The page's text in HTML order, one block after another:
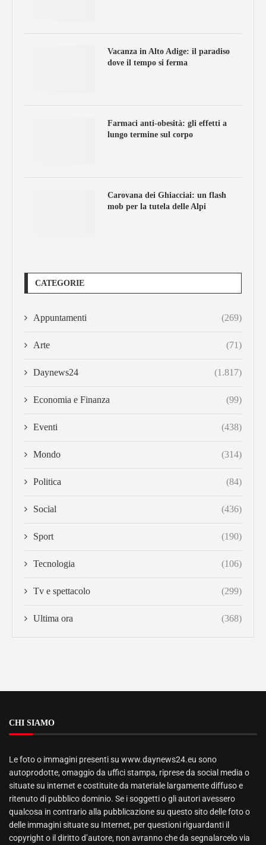
Vacanza in Alto Adige: il paradiso
dove il tempo si ferma
Farmaci anti-obesità: gli effetti a
lungo termine sul corpo
Carovana dei Ghiacciai: un flash
mob per la tutela delle Alpi
CATEGORIE
Appuntamenti (269)
Arte (71)
Daynews24 (1.817)
Economia e Finanza (99)
Eventi (438)
Mondo (314)
Politica (84)
Social (436)
Sport (190)
Tecnologia (106)
Tv e spettacolo (299)
Ultima ora (368)
CHI SIAMO
Le foto o immagini presenti su www.daynews24.eu sono
autoprodotte, omaggio da uffici stampa, riprese da social media o
situate su internet e costituite da materiale largamente diffuso e
ritenuto di pubblico dominio. Se i soggetti o gli autori avessero
qualcosa in contrario alla pubblicazione su questo sito delle foto o
delle immagini situate su Internet, per questioni riguardanti il
copyright o il diritto d’autore, non avranno che da segnalarcelo via